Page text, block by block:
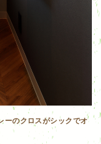
ーのクロスがシックでオ